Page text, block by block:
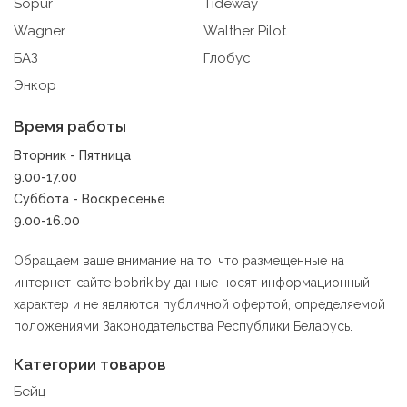
Sopur
Tideway
Wagner
Walther Pilot
БАЗ
Глобус
Энкор
Время работы
Вторник - Пятница
9.00-17.00
Суббота - Воскресенье
9.00-16.00
Обращаем ваше внимание на то, что размещенные на
интернет-сайте bobrik.by данные носят информационный
характер и не являются публичной офертой, определяемой
положениями Законодательства Республики Беларусь.
Категории товаров
Бейц
настройки контента. Данные файлы cookie собирают
информацию о выборе пользователя на сайте и его
информацию о выбранном пользователем городе и
соответствующим образом настраивать сайт.
9.4. Аналитические файлы cookie, например
Яндекс.Метрика, Google Analytics. Данные файлы
cookie собирают информацию о том, как пользователь
использовал сайты, и позволяют Обществу вносить в
Аналитические файлы cookie показывают, какие
страницы сайта посещаются чаще всего, помогают
выявлять трудности, возникающие при использовании
сайта, а также позволяют оценить эффективность
составить представление о тенденциях использования
сайта в целом. Общество использует информацию для